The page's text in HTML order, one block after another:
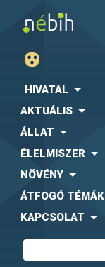
HIVATAL
AKTUÁLIS
ÁLLAT
ÉLELMISZER
NÖVÉNY
ÁTFOGÓ TÉMÁK
KAPCSOLAT